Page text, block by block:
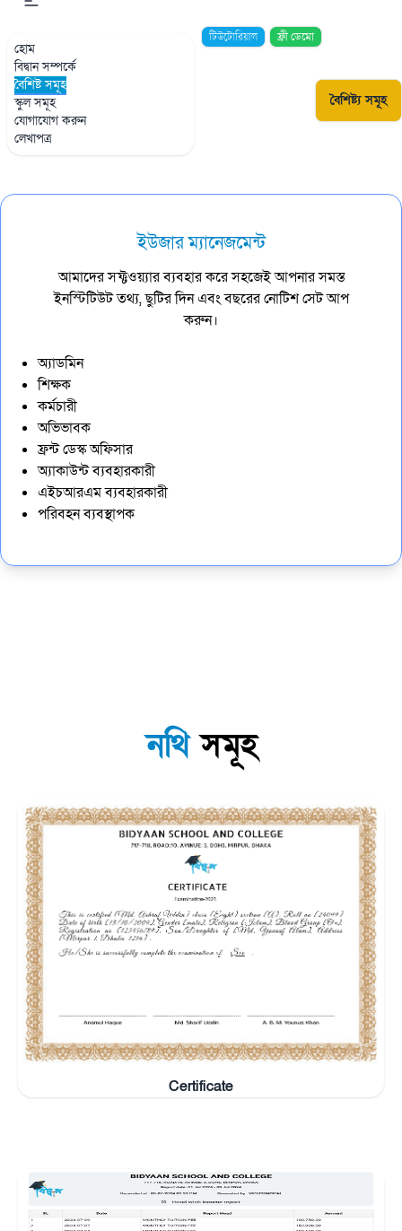
হোম
বিদ্বান সম্পর্কে
বৈশিষ্ট সমূহ
স্কুল সমূহ
যোগাযোগ করুন
লেখাপত্র
টিউটোরিয়াল ফ্রী ডেমো
বৈশিষ্ট্যসমূহ
বৈশিষ্ট্য সমূহ
ইউজার ম্যানেজমেন্ট
আমাদের সফ্টওয়্যার ব্যবহার করে সহজেই আপনার সমস্ত
ইনস্টিটিউট তথ্য, ছুটির দিন এবং বছরের নোটিশ সেট আপ
করুন।
অ্যাডমিন
শিক্ষক
কর্মচারী
অভিভাবক
ফ্রন্ট ডেস্ক অফিসার
অ্যাকাউন্ট ব্যবহারকারী
এইচআরএম ব্যবহারকারী
পরিবহন ব্যবস্থাপক
নথিসমূহ
Certificate